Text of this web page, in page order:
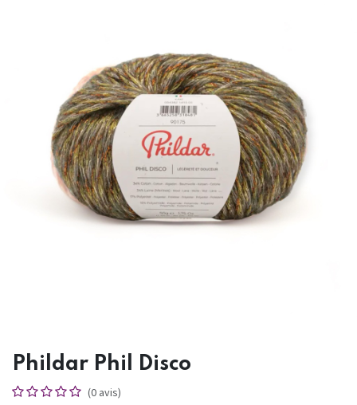
Phildar Phil Disco
(0 avis)